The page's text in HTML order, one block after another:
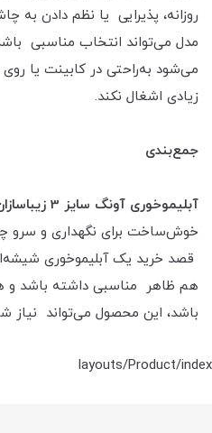
روزانه، پذیرایی یا نظم دادن به
مدل می‌تواند انتخاب مناسبی
می‌شود به‌راحتی در کابینت یا
زیادی اشغال نکند.
جمع‌بندی
آبلیموخوری آونگ سایز 3 زیباسازان
خوش‌ساخت برای نگهداری و سرو
قصد خرید یک آبلیموخوری
هم ظاهر مناسبی داشته باشد و
باشد، این محصول می‌تواند نیاز
layouts/Product/index